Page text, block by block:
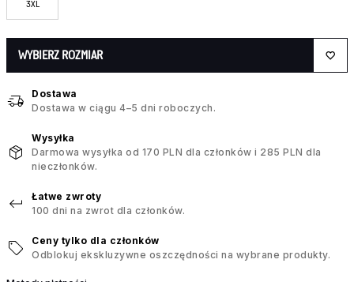
3XL
WYBIERZ ROZMIAR
Dostawa
Dostawa w ciągu 4–5 dni roboczych.
Wysyłka
Darmowa wysyłka od 170 PLN dla członków i 285 PLN dla
nieczłonków.
Łatwe zwroty
100 dni na zwrot dla członków.
Ceny tylko dla członków
Odblokuj ekskluzywne oszczędności na wybrane produkty.